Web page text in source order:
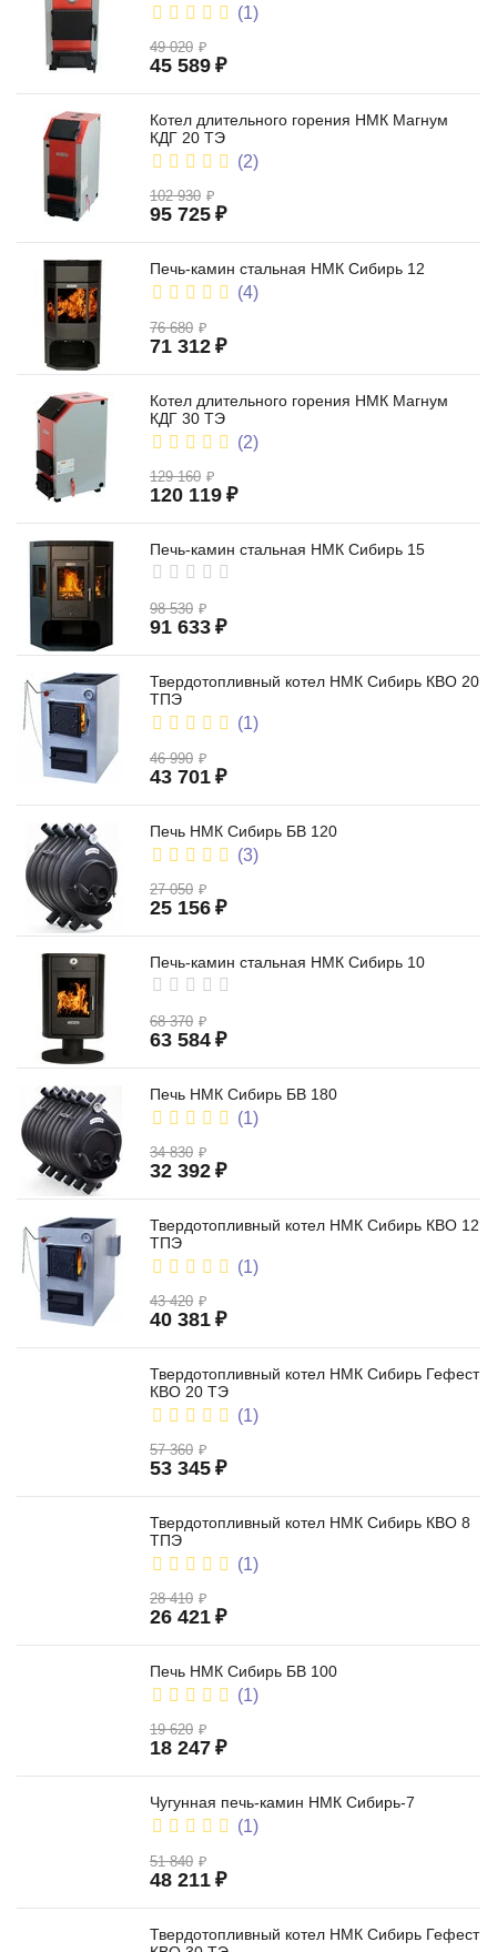
(1)
49 020 ₽
45 589 ₽
Котел длительного горения НМК Магнум
КДГ 20 ТЭ
(2)
102 930 ₽
95 725 ₽
Печь-камин стальная НМК Сибирь 12
(4)
76 680 ₽
71 312 ₽
Котел длительного горения НМК Магнум
КДГ 30 ТЭ
(2)
129 160 ₽
120 119 ₽
Печь-камин стальная НМК Сибирь 15
98 530 ₽
91 633 ₽
Твердотопливный котел НМК Сибирь КВО 20
ТПЭ
(1)
46 990 ₽
43 701 ₽
Печь НМК Сибирь БВ 120
(3)
27 050 ₽
25 156 ₽
Печь-камин стальная НМК Сибирь 10
68 370 ₽
63 584 ₽
Печь НМК Сибирь БВ 180
(1)
34 830 ₽
32 392 ₽
Твердотопливный котел НМК Сибирь КВО 12
ТПЭ
(1)
43 420 ₽
40 381 ₽
Твердотопливный котел НМК Сибирь Гефест
КВО 20 ТЭ
(1)
57 360 ₽
53 345 ₽
Твердотопливный котел НМК Сибирь КВО 8
ТПЭ
(1)
28 410 ₽
26 421 ₽
Печь НМК Сибирь БВ 100
(1)
19 620 ₽
18 247 ₽
Чугунная печь-камин НМК Сибирь-7
(1)
51 840 ₽
48 211 ₽
Твердотопливный котел НМК Сибирь Гефест